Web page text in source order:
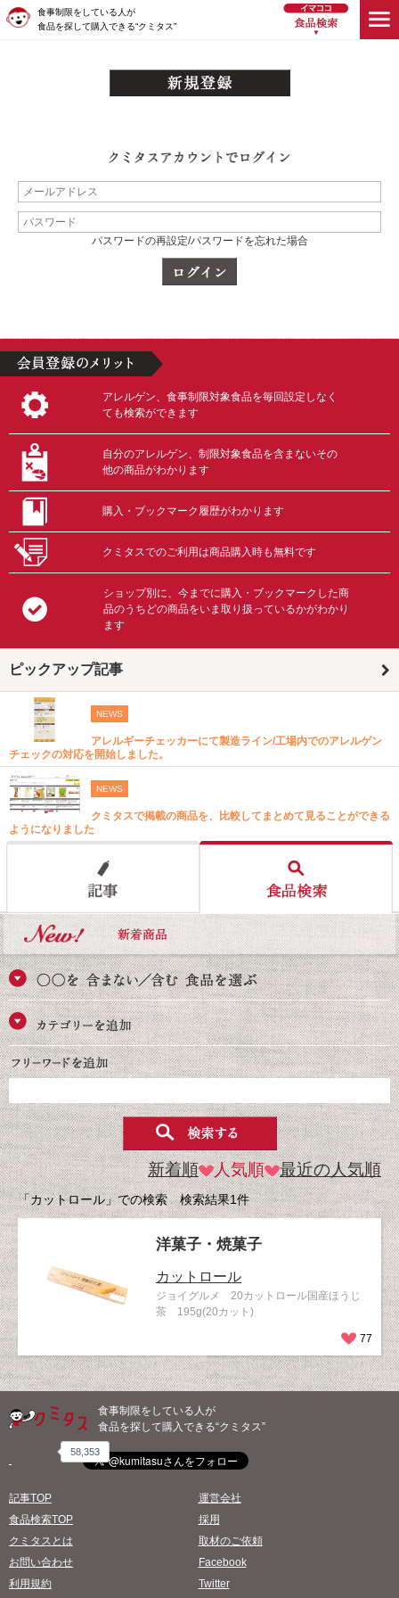
食事制限をしている人が
食品を探して購入できる“クミタス”
パスワードの再設定/パスワードを忘れた場合
アレルゲン、食事制限対象食品を毎回設定しなく
ても検索ができます
自分のアレルゲン、制限対象食品を含まないその
他の商品がわかります
購入・ブックマーク履歴がわかります
クミタスでのご利用は商品購入時も無料です
ショップ別に、今までに購入・ブックマークした商
品のうちどの商品をいま取り扱っているかがわかり
ます
ピックアップ記事
NEWS
アレルギーチェッカーにて製造ライン/工場内でのアレルゲン
チェックの対応を開始しました。
NEWS
クミタスで掲載の商品を、比較してまとめて見ることができる
ようになりました
新着順 人気順 最近の人気順
「カットロール」での検索 検索結果1件
洋菓子・焼菓子
カットロール
ジョイグルメ 20カットロール国産ほうじ
茶 195g(20カット)
77
食事制限をしている人が
食品を探して購入できる“クミタス”
58,353
記事TOP
食品検索TOP
クミタスとは
お問い合わせ
利用規約
運営会社
採用
取材のご依頼
Facebook
Twitter